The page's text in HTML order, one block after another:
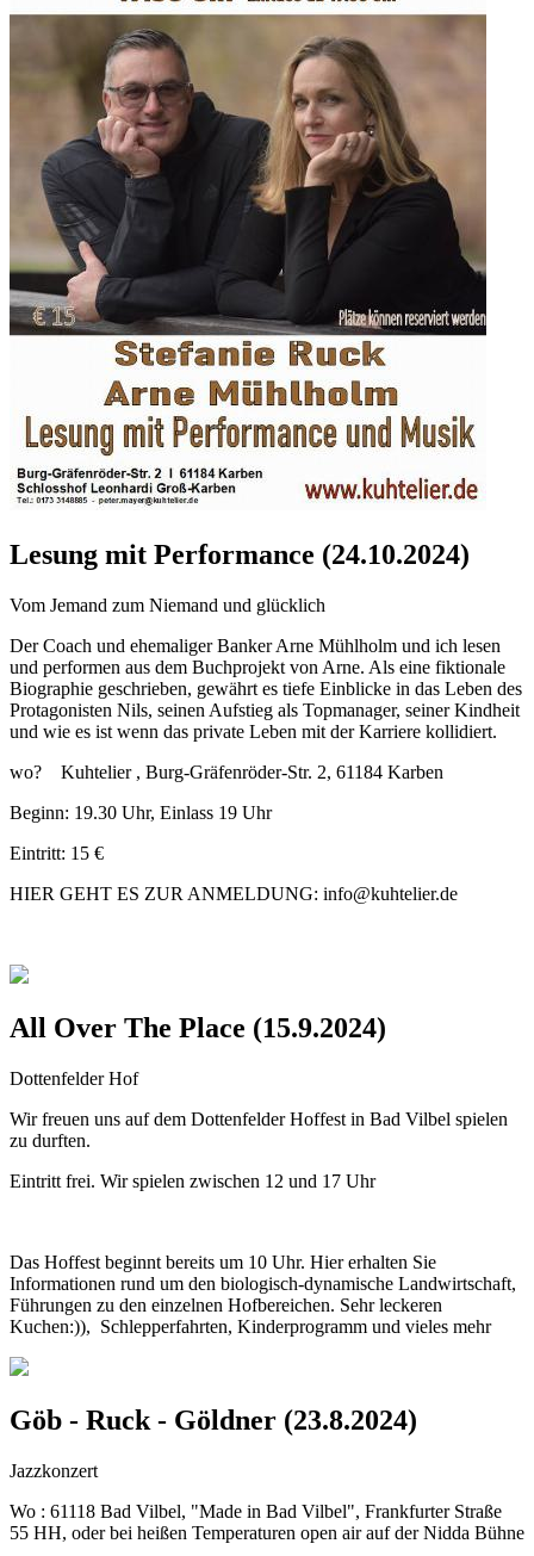
Lesung mit Performance (24.10.2024)
Vom Jemand zum Niemand und glücklich
Der Coach und ehemaliger Banker Arne Mühlholm und ich lesen
und performen aus dem Buchprojekt von Arne. Als eine fiktionale
Biographie geschrieben, gewährt es tiefe Einblicke in das Leben des
Protagonisten Nils, seinen Aufstieg als Topmanager, seiner Kindheit
und wie es ist wenn das private Leben mit der Karriere kollidiert.
wo? Kuhtelier , Burg-Gräfenröder-Str. 2, 61184 Karben
Beginn: 19.30 Uhr, Einlass 19 Uhr
Eintritt: 15 €
HIER GEHT ES ZUR ANMELDUNG: info@kuhtelier.de
All Over The Place (15.9.2024)
Dottenfelder Hof
Wir freuen uns auf dem Dottenfelder Hoffest in Bad Vilbel spielen
zu durften.
Eintritt frei. Wir spielen zwischen 12 und 17 Uhr
Das Hoffest beginnt bereits um 10 Uhr. Hier erhalten Sie
Informationen rund um den biologisch-dynamische Landwirtschaft,
Führungen zu den einzelnen Hofbereichen. Sehr leckeren
Kuchen:)), Schlepperfahrten, Kinderprogramm und vieles mehr
Göb - Ruck - Göldner (23.8.2024)
Jazzkonzert
Wo : 61118 Bad Vilbel, "Made in Bad Vilbel", Frankfurter Straße
55 HH, oder bei heißen Temperaturen open air auf der Nidda Bühne